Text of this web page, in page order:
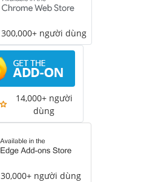
300,000+ người dùng
14,000+ người
dùng
30,000+ người dùng